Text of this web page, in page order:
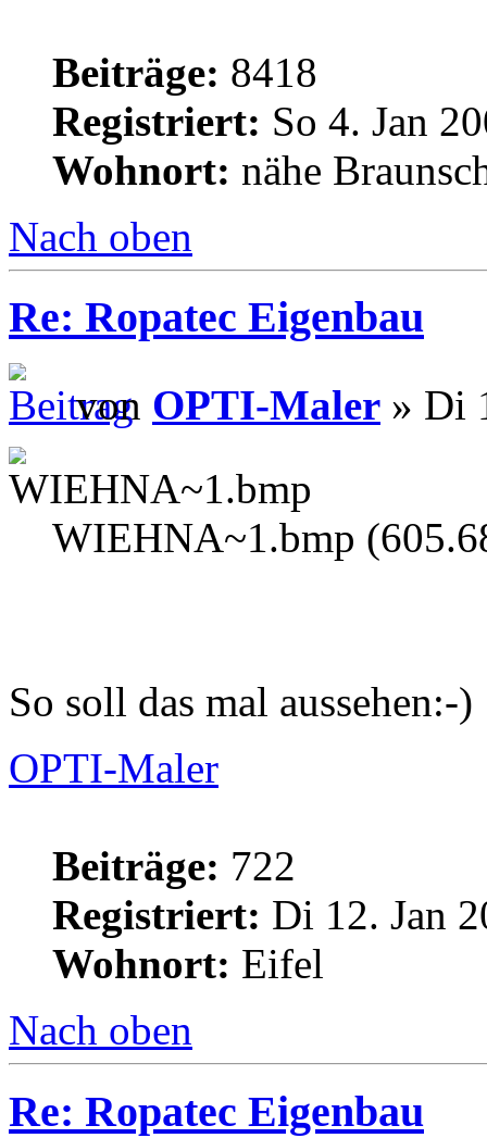
Beiträge: 8418
Registriert: So 4. Jan
Wohnort: nähe
Nach oben
Re: Ropatec Eigenbau
von OPTI-Maler » Di
WIEHNA~1.bmp
So soll das mal aussehen:-)
OPTI-Maler
Beiträge: 722
Registriert: Di 12. Jan
Wohnort: Eifel
Nach oben
Re: Ropatec Eigenbau